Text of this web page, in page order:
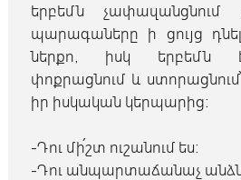
երբեմն չափազանցնում
պարագաները ի ցույց
ներքո, իսկ երբեմն
փոքրացնում և
իր իսկական կերպարից։
-Դու մի՛շտ ուշանում ես։
-Դու անպարտաճանաչ